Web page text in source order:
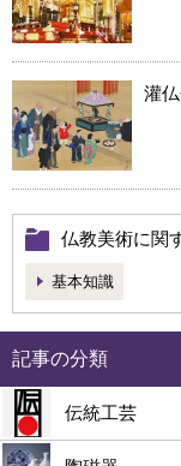
灌
仏教美術に関
基本知識
記事の分類
伝統工芸